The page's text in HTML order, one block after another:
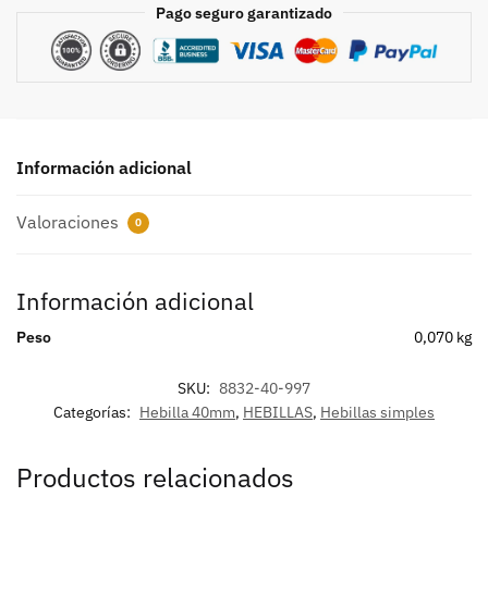
Pago seguro garantizado
Información adicional
Valoraciones 0
Información adicional
Peso 0,070 kg
SKU: 8832-40-997
Categorías: Hebilla 40mm, HEBILLAS, Hebillas simples
Productos relacionados